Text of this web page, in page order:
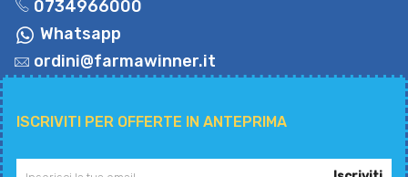
0734966000
Whatsapp
ordini@farmawinner.it
ISCRIVITI PER OFFERTE IN ANTEPRIMA